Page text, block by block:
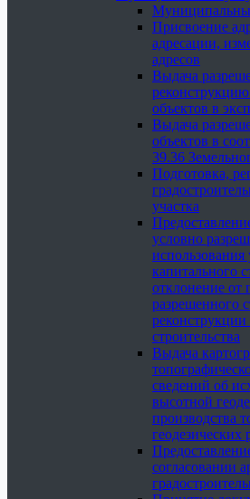
Присвоение
адресации,
адресов
Выдача
объектов в
Выдача
объектов в
39.36
Подготовка,
участка
условно
использования
капитального
отклонение от
разрешенного
реконструкции
строительства
Выдача
сведений об
высотной
производства
геодезических
согласовании